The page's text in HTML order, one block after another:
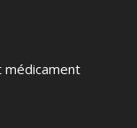
médicament